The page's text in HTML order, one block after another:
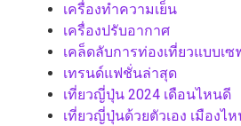
เครื่องทำความเย็น
เครื่องปรับอากาศ
เคล็ดลับการท่องเที่ยวแบบเซ
เทรนด์แฟชั่นล่าสุด
เที่ยวญี่ปุ่น 2024 เดือนไหนดี
เที่ยวญี่ปุ่นด้วยตัวเอง เมืองไ